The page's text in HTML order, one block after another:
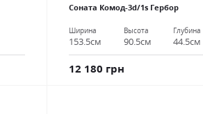
Соната Комод-3d/1s Гербор
Ширина
153.5см
Высота
90.5см
Глубина
44.5см
12 180 грн